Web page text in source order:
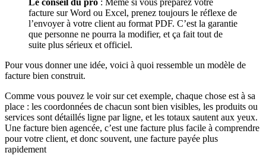
Le conseil du pro : Même si vous préparez votre
facture sur Word ou Excel, prenez toujours le réflexe de
l’envoyer à votre client au format PDF. C’est la garantie
que personne ne pourra la modifier, et ça fait tout de
suite plus sérieux et officiel.
Pour vous donner une idée, voici à quoi ressemble un modèle de
facture bien construit.
Comme vous pouvez le voir sur cet exemple, chaque chose est à sa
place : les coordonnées de chacun sont bien visibles, les produits ou
services sont détaillés ligne par ligne, et les totaux sautent aux yeux.
Une facture bien agencée, c’est une facture plus facile à comprendre
pour votre client, et donc souvent, une facture payée plus
rapidement